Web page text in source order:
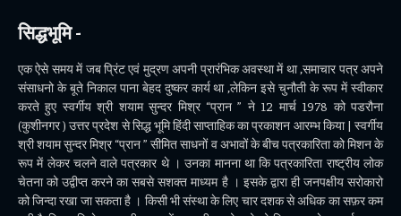
सिद्धभूमि -
एक ऐसे समय में जब प्रिंट एवं मुद्रण अपनी प्रारंभिक अवस्था में था ,समाचार पत्र अपने
संसाधनो के बूते निकाल पाना बेहद दुष्कर कार्य था ,लेकिन इसे चुनौती के रूप में स्वीकार
करते हुए स्वर्गीय श्री शयाम सुन्दर मिश्र “प्रान ” ने 12 मार्च 1978 को पडरौना
(कुशीनगर ) उत्तर प्रदेश से सिद्ध भूमि हिंदी साप्ताहिक का प्रकाशन आरम्भ किया | स्वर्गीय
श्री शयाम सुन्दर मिश्र “प्रान ” सीमित साधनों व अभावों के बीच पत्रकारिता को मिशन के
रूप में लेकर चलने वाले पत्रकार थे । उनका मानना था कि पत्रकारिता राष्ट्रीय लोक
चेतना को उद्वीप्त करने का सबसे सशक्त माध्यम है । इसके द्वारा ही जनपक्षीय सरोकारो
को जिन्दा रखा जा सकता है । किसी भी संस्था के लिए चार दशक से अधिक का सफ़र कम